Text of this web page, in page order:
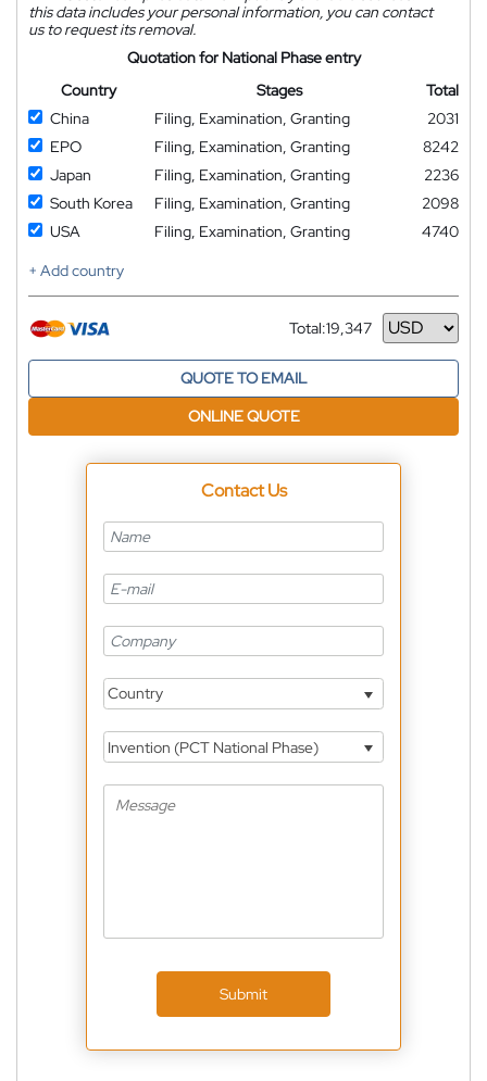
this data includes your personal information, you can contact
us to request its removal.
Quotation for National Phase entry
Country
Stages
Total
China
Filing, Examination, Granting
2031
EPO
Filing, Examination, Granting
8242
Japan
Filing, Examination, Granting
2236
South Korea
Filing, Examination, Granting
2098
USA
Filing, Examination, Granting
4740
+ Add country
Total:19,347
Currency
QUOTE TO EMAIL
ONLINE QUOTE
Contact Us
Country
Invention (PCT National Phase)
Submit